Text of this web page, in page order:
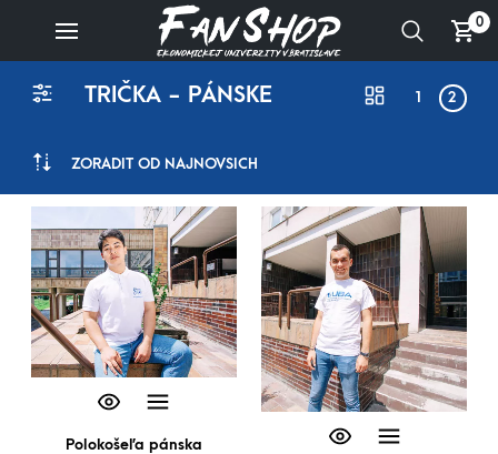
0
TRIČKA - PÁNSKE
ZORADIŤ OD NAJNOVŠÍCH
1 2
Polokošeľa pánska